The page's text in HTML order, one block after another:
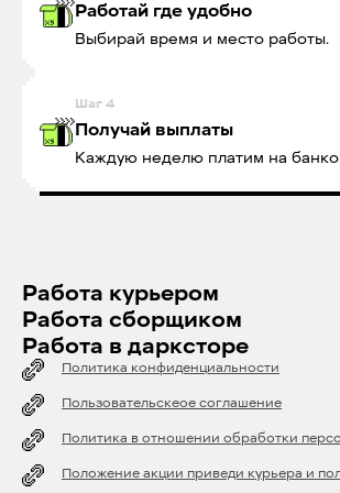
Работай где удобно
Выбирай время и место работы.
Шаг 4
Получай выплаты
Каждую неделю платим на
Работа курьером
Работа сборщиком
Работа в дарксторе
Политика конфиденциальности
Пользовательскеое соглашение
Политика в отношении обработки
Положение акции приведи курьера и